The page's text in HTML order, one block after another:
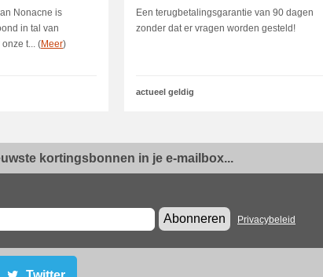
Nonacne is
in tal van
t... (Meer)
Een terugbetalingsgarantie van 90 dagen
zonder dat er vragen worden gesteld!
actueel geldig
kortingsbonnen in je e-mailbox...
Abonneren
Privacybeleid